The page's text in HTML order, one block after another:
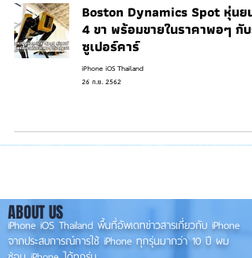
Boston Dynamics Spot หุ่นยนต์
4 ขา พร้อมขายในราคาพอๆ กับร
ซูเปอร์คาร์
iPhone iOS Thailand
26 ก.ย. 2562
iPhone iOS Thailand พื้นที่อัพเดทข่าวสารเกี่ยวกับ iPhone
จากประสบการณ์การใช้ iPhone ทุกรุ่นมากว่า 10 ปี ผม
ABOUT US